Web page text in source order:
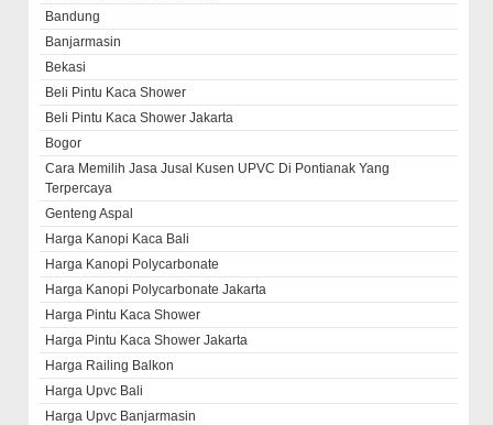
Bandung
Banjarmasin
Bekasi
Beli Pintu Kaca Shower
Beli Pintu Kaca Shower Jakarta
Bogor
Cara Memilih Jasa Jusal Kusen UPVC Di Pontianak Yang
Terpercaya
Genteng Aspal
Harga Kanopi Kaca Bali
Harga Kanopi Polycarbonate
Harga Kanopi Polycarbonate Jakarta
Harga Pintu Kaca Shower
Harga Pintu Kaca Shower Jakarta
Harga Railing Balkon
Harga Upvc Bali
Harga Upvc Banjarmasin